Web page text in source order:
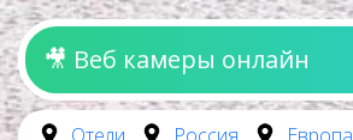
🎥 Веб камеры онлайн